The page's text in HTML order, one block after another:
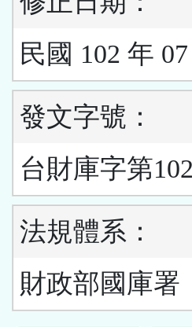
民國 102 年
發文字號：
台財庫字第
法規體系：
財政部國庫署